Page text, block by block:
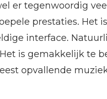
er tegenwoordig
prestaties. Het
interface.
is gemakkelijk te
opvallende